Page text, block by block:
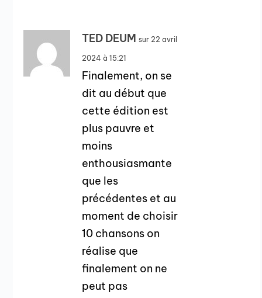
TED DEUM sur 22 avril
2024 à 15:21
Finalement, on se
dit au début que
cette édition est
plus pauvre et
moins
enthousiasmante
que les
précédentes et au
moment de choisir
10 chansons on
réalise que
finalement on ne
peut pas